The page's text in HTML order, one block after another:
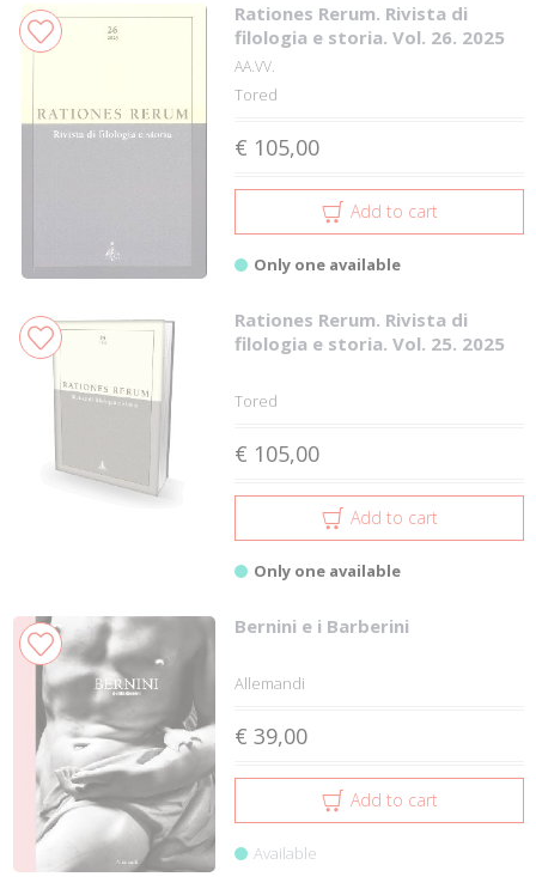
Rationes Rerum. Rivista di
filologia e storia. Vol. 26. 2025
AA.VV.
Tored
€ 105,00
Add to cart
Only one available
Rationes Rerum. Rivista di
filologia e storia. Vol. 25. 2025
Tored
€ 105,00
Add to cart
Only one available
Bernini e i Barberini
Allemandi
€ 39,00
Add to cart
Available